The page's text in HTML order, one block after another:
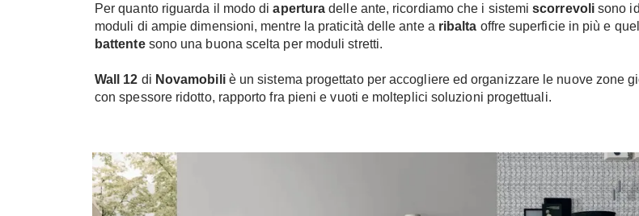
Per quanto riguarda il modo diapertura delle ante, ricordiamo che i sistemiscorrevolisono
moduli di ampie dimensioni, mentre la praticità delle ante a ribalta offre superficie in più e
battentesono una buona scelta per moduli stretti.
Wall 12 di Novamobiliè un sistema progettato per accogliere ed organizzare le nuove zone
con spessore ridotto, rapporto fra pieni e vuoti e molteplici soluzioni progettuali.